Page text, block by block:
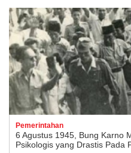
Pemerintahan
6 Agustus 1945, Bung Karno
Psikologis yang Drastis Pada